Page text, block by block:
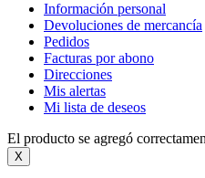
Información personal
Devoluciones de mercancía
Pedidos
Facturas por abono
Direcciones
Mis alertas
Mi lista de deseos
El producto se agregó
X